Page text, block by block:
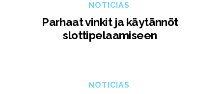
NOTICIAS
Parhaat vinkit ja käytännöt
slottipelaamiseen
NOTICIAS